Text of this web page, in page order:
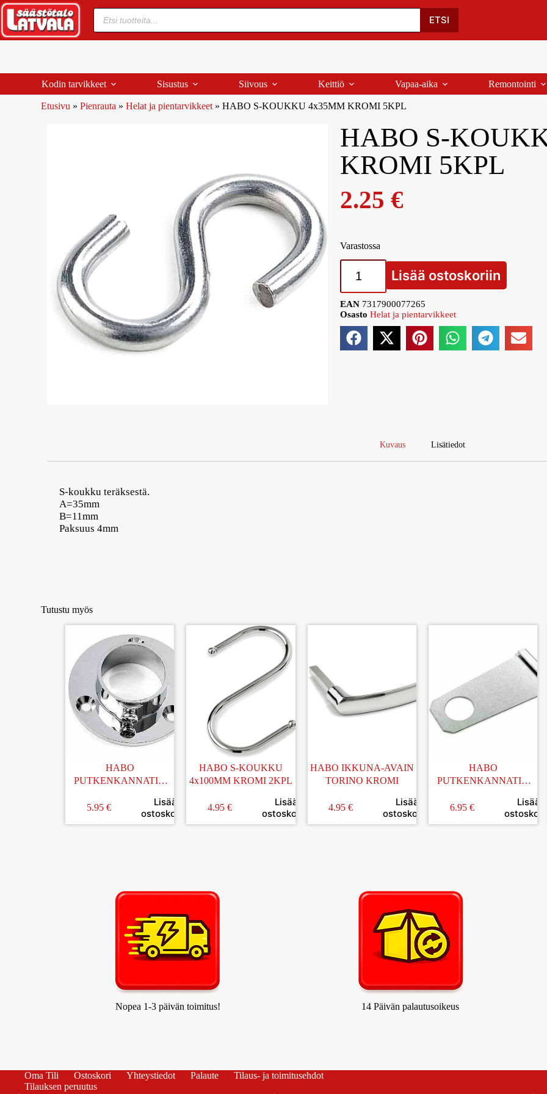
Oma Tili Ostoskori Yhteystiedot
ETSI
Kodin tarvikkeet Sisustus Siivous Keittiö Vapaa-aika Remontointi
Etusivu » Pienrauta » Helat ja pientarvikkeet » HABO S-KOUKKU 4x35MM KROMI 5KPL
HABO S-
KROMI 5KPL
2.25 €
Varastossa
Lisää ostoskoriin
EAN 7317900077265
Osasto Helat ja pientarvikkeet
Kuvaus Lisätiedot
S-koukku teräksestä.
A=35mm
B=11mm
Paksuus 4mm
Tutustu myös
HABO
PUTKENKANNATIN
5.95 €
Lisää
ostoskoriin
HABO S-KOUKKU
4x100MM KROMI 2KPL
4.95€
Lisää
ostoskoriin
HABO IKKUNA-AVAIN
TORINO KROMI
4.95€
Lisää
ostoskoriin
HABO
PUTKENKANNATIN
6.95 €
Lisää
ostoskoriin
Nopea 1-3 päivän toimitus! 14 Päivän palautusoikeus
Oma Tili Ostoskori Yhteystiedot Palaute
Tilaus- ja toimitusehdot
Tilauksen peruutus